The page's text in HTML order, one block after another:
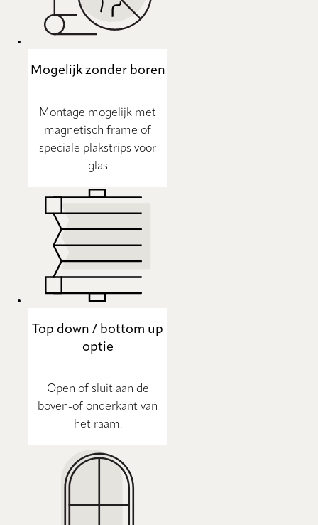
Mogelijk zonder boren
Montage mogelijk met
magnetisch frame of
speciale plakstrips voor
glas
Top down / bottom up
optie
Open of sluit aan de
boven-of onderkant van
het raam.